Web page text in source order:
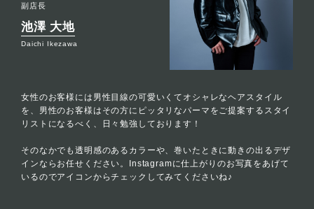
副店長
池澤 大地
Daichi Ikezawa
女性のお客様には男性目線の可愛いくてオシャレなヘアスタイル
を、男性のお客様はその方にピッタリなパーマをご提案するスタイ
リストになるべく、日々勉強しております！
そのなかでも透明感のあるカラーや、巻いたときに動きの出るデザ
インならお任せください。Instagramに仕上がりのお写真をあげて
いるのでアイコンからチェックしてみてくださいね♪